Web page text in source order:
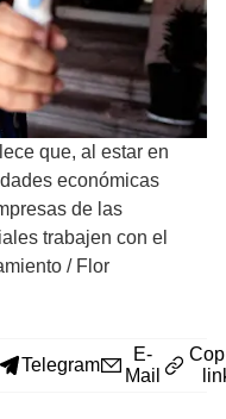
que, al estar en
económicas
de las
trabajen con el
/ Flor
Telegram
E-
Mail